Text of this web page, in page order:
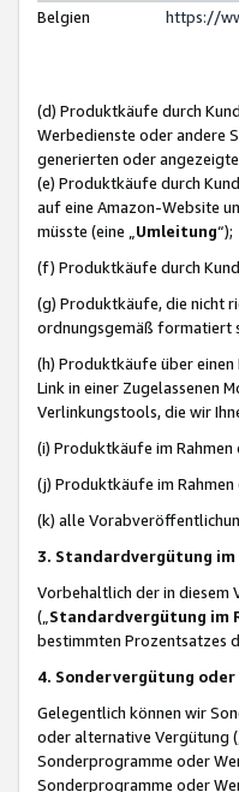
Belgien
https://
(d) Produktkäufe durch
Werbedienste oder andere
generierten oder
(e) Produktkäufe durch
auf eine Amazon-Website
müsste (eine „ Umleitung“);
(f) Produktkäufe durch
(g) Produktkäufe, die nicht
ordnungsgemäß formatiert
(h) Produktkäufe über
Link in einer Zugelassenen
Verlinkungstools, die wir
(i) Produktkäufe im
(j) Produktkäufe im
(k) alle
3. Standardvergütung
Vorbehaltlich der in diesem
(„ Standardvergütung im
bestimmten Prozentsatzes
4. Sondervergütung
Gelegentlich können wir
oder alternative Vergütung („
Sonderprogramme oder
Sonderprogramme oder